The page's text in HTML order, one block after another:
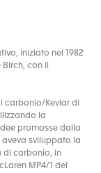
iniziato nel 1982
con il
carbonio/Kevlar di
la
promosse dalla
aveva sviluppato la
di carbonio, in
MP4/1 del